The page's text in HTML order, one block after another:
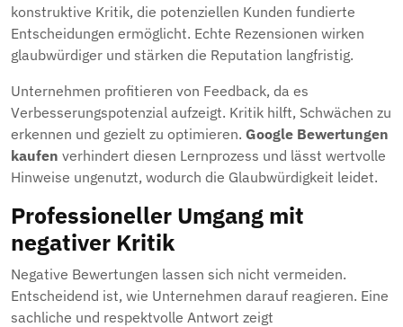
konstruktive Kritik, die potenziellen Kunden fundierte
Entscheidungen ermöglicht. Echte Rezensionen wirken
glaubwürdiger und stärken die Reputation langfristig.
Unternehmen profitieren von Feedback, da es
Verbesserungspotenzial aufzeigt. Kritik hilft, Schwächen zu
erkennen und gezielt zu optimieren. Google Bewertungen
kaufen verhindert diesen Lernprozess und lässt wertvolle
Hinweise ungenutzt, wodurch die Glaubwürdigkeit leidet.
Professioneller Umgang mit
negativer Kritik
Negative Bewertungen lassen sich nicht vermeiden.
Entscheidend ist, wie Unternehmen darauf reagieren. Eine
sachliche und respektvolle Antwort zeigt